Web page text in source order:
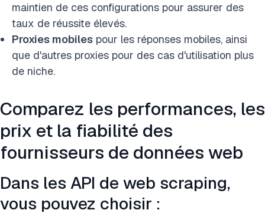
maintien de ces configurations pour assurer des
taux de réussite élevés.
Proxies mobiles pour les réponses mobiles, ainsi
que d'autres proxies pour des cas d'utilisation plus
de niche.
Comparez les performances, les
prix et la fiabilité des
fournisseurs de données web
Dans les API de web scraping,
vous pouvez choisir :